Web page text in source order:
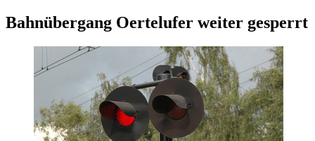
Bahnübergang Oertelufer weiter gesperrt